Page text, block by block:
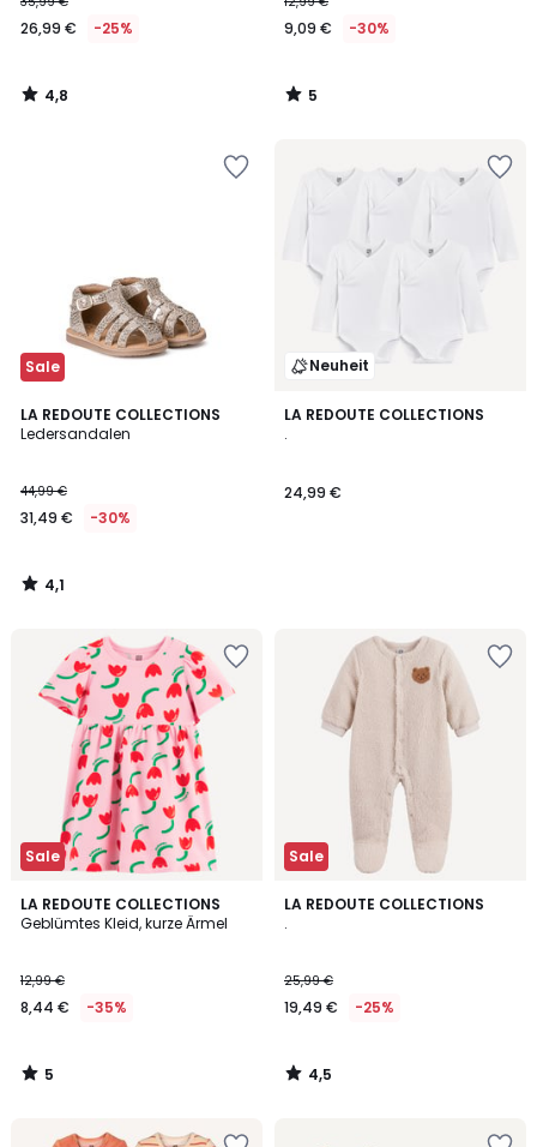
26,99 € -25%
4,8
/
9,09 € -30%
5
/
Sale
LA REDOUTE COLLECTIONS
Ledersandalen
44,99 €
31,49 € -30%
4,1
/ 5
4,1
/
Neuheit
LA REDOUTE COLLECTIONS
.
24,99 €
Sale
LA REDOUTE COLLECTIONS
Geblümtes Kleid, kurze Ärmel
12,99 €
8,44 € -35%
5
/
5
/
Sale
LA REDOUTE COLLECTIONS
.
25,99 €
19,49 € -25%
4,5
4,5
/